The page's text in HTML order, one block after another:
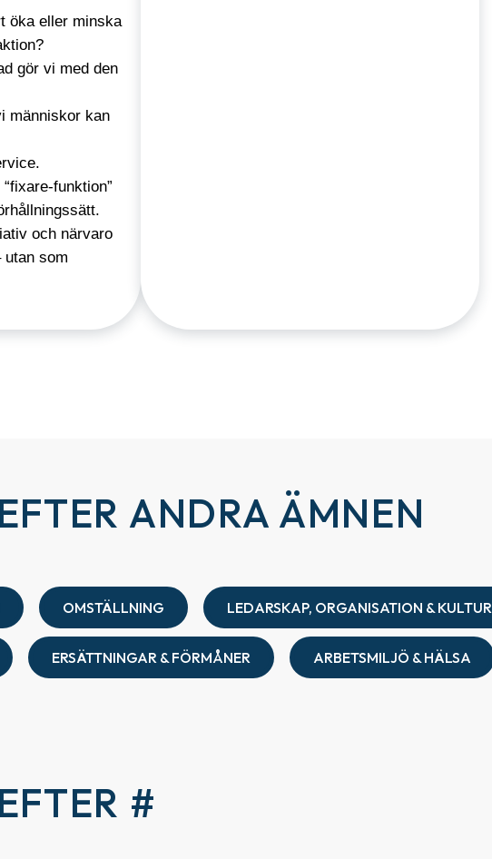
öka eller minska
gör vi med den
människor kan
funktion”
och närvaro
utan som
ANDRA ÄMNEN
OMSTÄLLNING LEDARSKAP, ORGANISATION & KULTUR
ERSÄTTNINGAR & FÖRMÅNER ARBETSMILJÖ & HÄLSA
#